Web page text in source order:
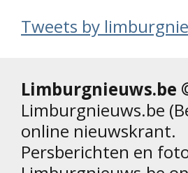
Tweets by
Limburgnieuws.be
Limburgnieuws.be
online nieuwskrant.
Persberichten en